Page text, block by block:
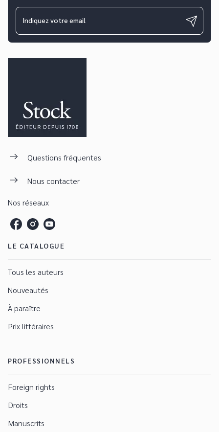
Indiquez votre email
Questions fréquentes
Nous contacter
Nos réseaux
LE CATALOGUE
Tous les auteurs
Nouveautés
À paraître
Prix littéraires
PROFESSIONNELS
Foreign rights
Droits
Manuscrits